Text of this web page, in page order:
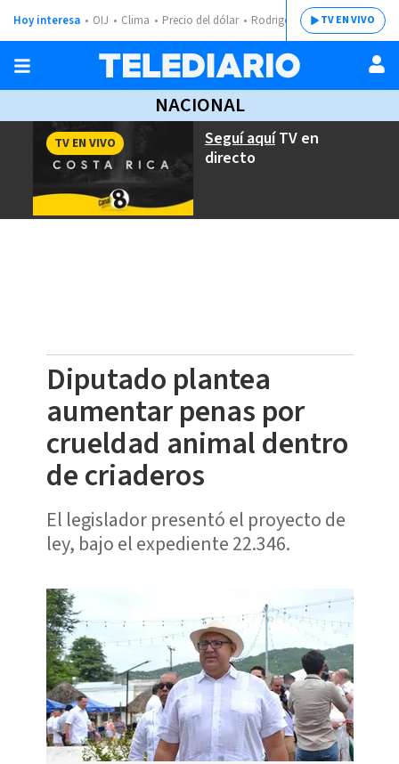
Hoy interesa OIJ Clima Precio del dólar Rodrigo ChavesTV EN VIVO
NACIONAL
Seguí aquíTV en
directo
TV EN VIVO
Diputado plantea
aumentar penas por
crueldad animal dentro
de criaderos
El legislador presentó el proyecto de
ley, bajo el expediente 22.346.